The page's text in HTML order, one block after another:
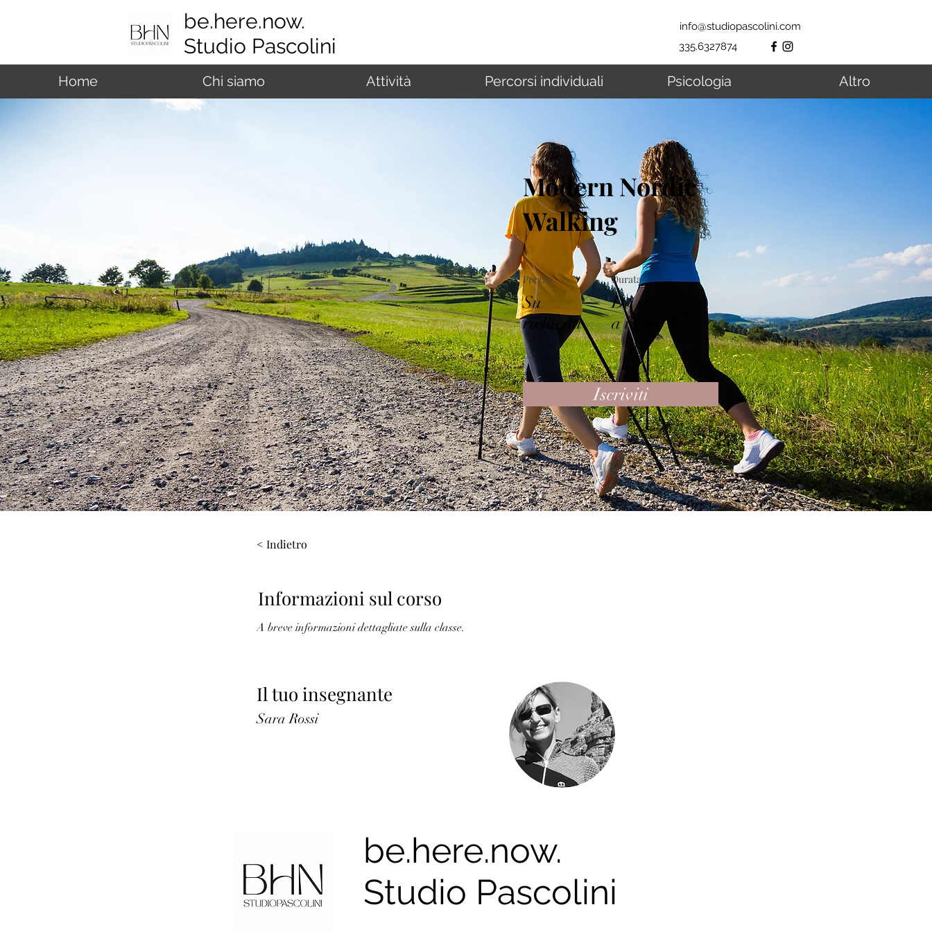
be.here.now.
Studio Pascolini
info@studiopascolini.com
335.6327874
Home Chi siamo Attività Percorsi individuali Psicologia Altro
Modern Nordic
Walking
Prezzo
Su
richiesta
Durata
Da settembre
a luglio
Iscriviti
< Indietro
Informazioni sul corso
A breve informazioni dettagliate sulla classe.
Il tuo insegnante
Sara Rossi
be.here.now.
Studio Pascolini